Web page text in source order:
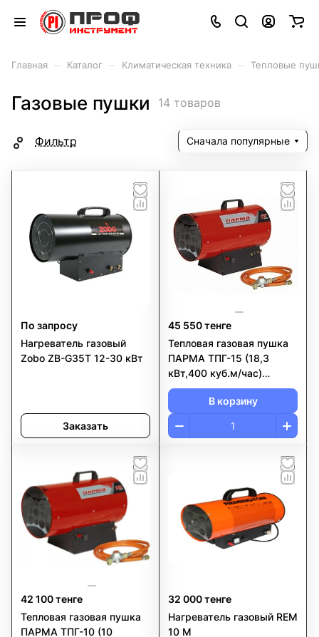
Главная Каталог Климатическая техника Тепловые
Газовые пушки 14 товаров
Фильтр Сначала популярные
По запросу
Нагреватель газовый
Zobo ZB-G35T 12-30 кВт
Заказать
45 550 тенге
Тепловая газовая пушка
ПАРМА ТПГ-15 (18,3
кВт,400 куб.м/час)
РОССИЯ
В корзину
42 100 тенге
Тепловая газовая пушка
ПАРМА ТПГ-10 (10
32 000 тенге
Нагреватель газовый REM
10 M